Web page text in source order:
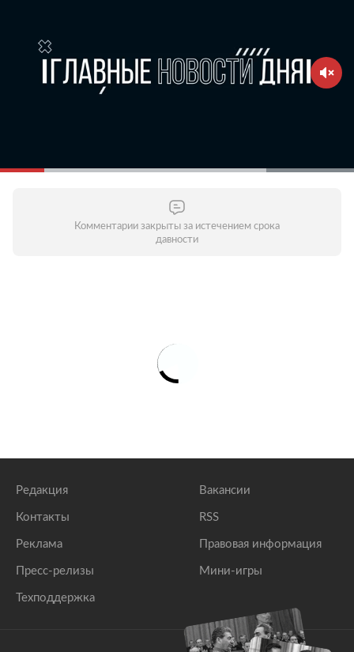
Комментарии закрыты за истечением срока
давности
Редакция
Контакты
Реклама
Пресс-релизы
Техподдержка
Вакансии
RSS
Правовая информация
Мини-игры